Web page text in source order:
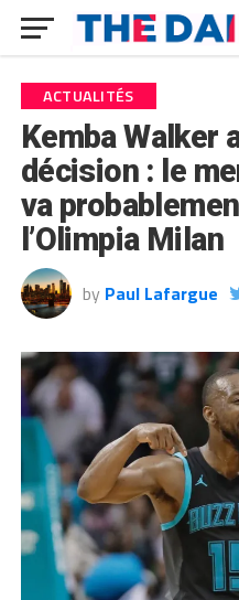
ACTUALITÉS
Kemba Walker
décision : le
va
l’Olimpia Milan
by Paul Lafargue